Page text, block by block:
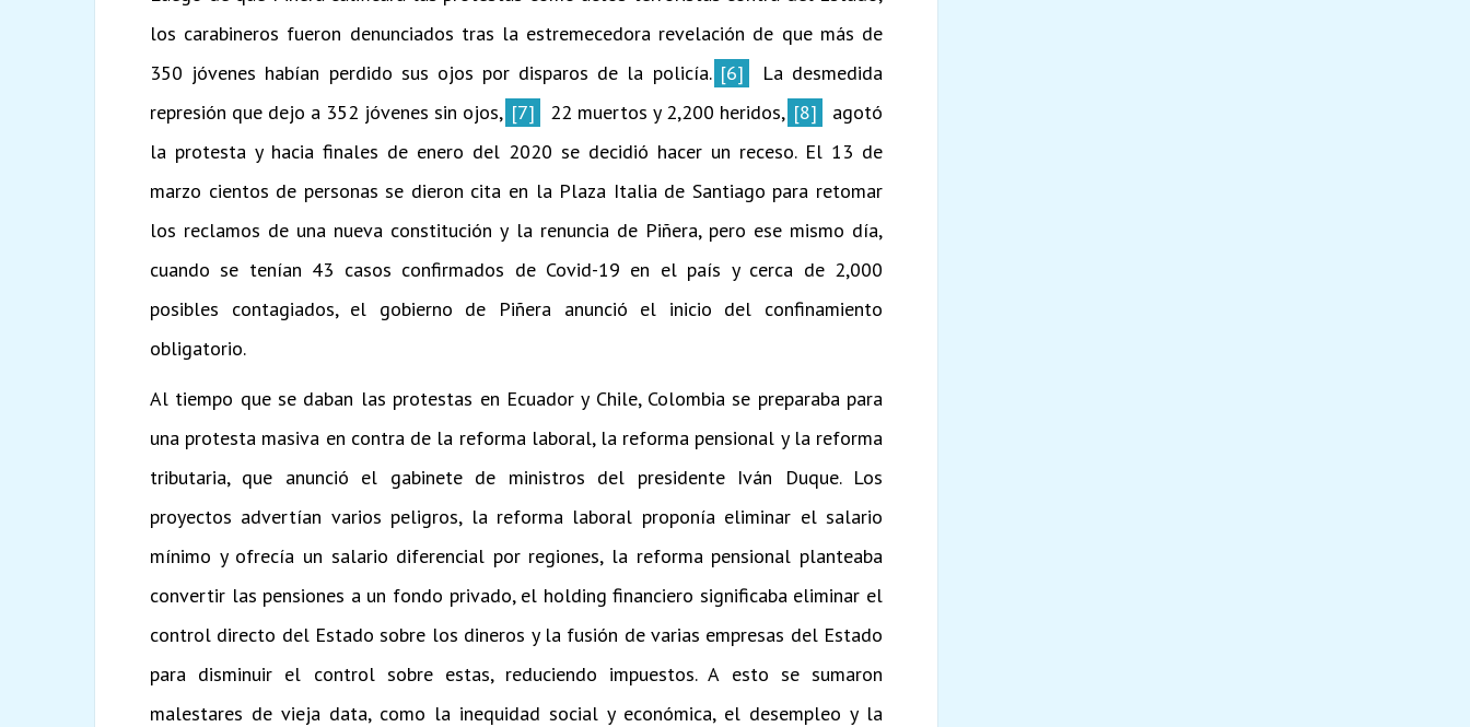
los carabineros fueron denunciados tras la estremecedora revelación de que más de
350 jóvenes habían perdido sus ojos por disparos de la policía. [6]
La desmedida
represión que dejo a 352 jóvenes sin ojos, [7] 22 muertos y 2,200 heridos, [8]
agotó
la protesta y hacia finales de enero del 2020 se decidió hacer un receso. El 13 de
marzo cientos de personas se dieron cita en la Plaza Italia de Santiago para retomar
los reclamos de una nueva constitución y la renuncia de Piñera, pero ese mismo día,
cuando se tenían 43 casos confirmados de Covid-19 en el país y cerca de 2,000
posibles contagiados, el gobierno de Piñera anunció el inicio del confinamiento
obligatorio.
Al tiempo que se daban las protestas en Ecuador y Chile, Colombia se preparaba para
una protesta masiva en contra de la reforma laboral, la reforma pensional y la reforma
tributaria, que anunció el gabinete de ministros del presidente Iván Duque. Los
proyectos advertían varios peligros, la reforma laboral proponía eliminar el salario
mínimo y ofrecía un salario diferencial por regiones, la reforma pensional planteaba
convertir las pensiones a un fondo privado, el holding financiero significaba eliminar el
control directo del Estado sobre los dineros y la fusión de varias empresas del Estado
para disminuir el control sobre estas, reduciendo impuestos. A esto se sumaron
malestares de vieja data, como la inequidad social y económica, el desempleo y la